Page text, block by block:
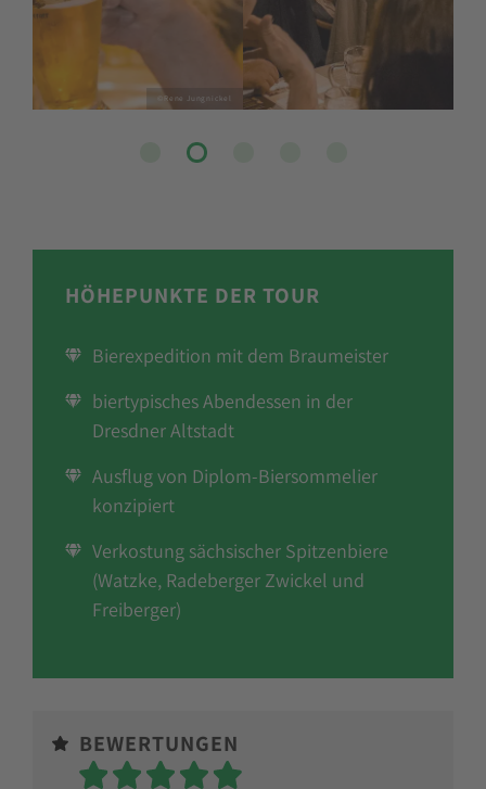
HÖHEPUNKTE DER TOUR
Bierexpedition mit dem Braumeister
biertypisches Abendessen in der
Dresdner Altstadt
Ausflug von Diplom-Biersommelier
konzipiert
Verkostung sächsischer Spitzenbiere
(Watzke, Radeberger Zwickel und
Freiberger)
BEWERTUNGEN